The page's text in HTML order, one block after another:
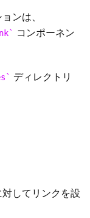
ンは、
コンポーネン
ディレクトリ
してリンクを設